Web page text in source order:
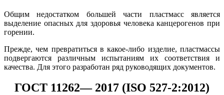
Общим недостатком большей части пластмасс является
выделение опасных для здоровья человека канцерогенов при
горении.
Прежде, чем превратиться в какое-либо изделие, пластмассы
подвергаются различным испытаниям их соответствия и
качества. Для этого разработан ряд руководящих документов.
ГОСТ 11262— 2017 (ISO 527-2:2012)